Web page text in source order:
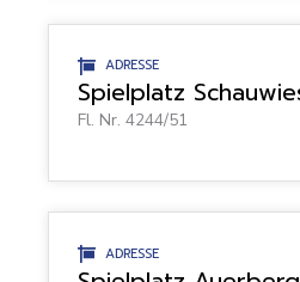
ADRESSE
Spielplatz
Fl. Nr. 4244/51
ADRESSE